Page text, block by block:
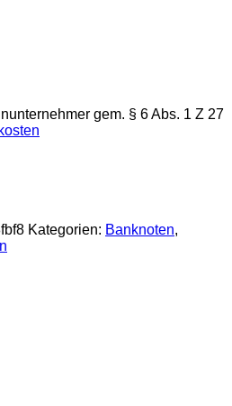
gem. § 6 Abs. 1 Z 27
Kategorien: Banknoten,